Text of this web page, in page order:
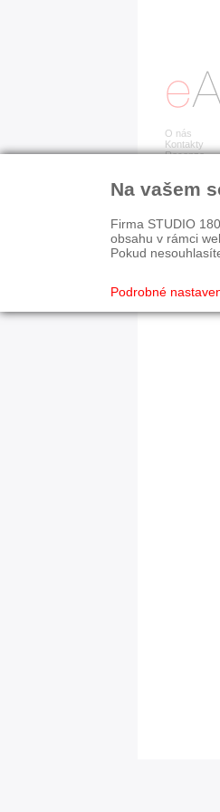
O nás
Kontakty
Recenze
Detail
Na vašem
Firma STUDIO
obsahu v rámci
Pokud
Podrobné